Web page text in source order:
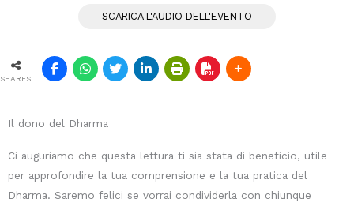
SCARICA L'AUDIO DELL'EVENTO
SHARES
Il dono del Dharma
Ci auguriamo che questa lettura ti sia stata di beneficio, utile
per approfondire la tua comprensione e la tua pratica del
Dharma. Saremo felici se vorrai condividerla con chiunque